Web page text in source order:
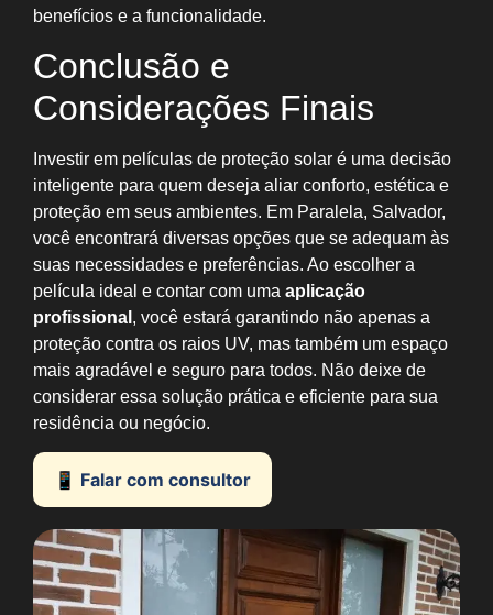
benefícios e a funcionalidade.
Conclusão e
Considerações Finais
Investir em películas de proteção solar é uma decisão
inteligente para quem deseja aliar conforto, estética e
proteção em seus ambientes. Em Paralela, Salvador,
você encontrará diversas opções que se adequam às
suas necessidades e preferências. Ao escolher a
película ideal e contar com uma aplicação
profissional , você estará garantindo não apenas a
proteção contra os raios UV, mas também um espaço
mais agradável e seguro para todos. Não deixe de
considerar essa solução prática e eficiente para sua
residência ou negócio.
📱 Falar com consultor